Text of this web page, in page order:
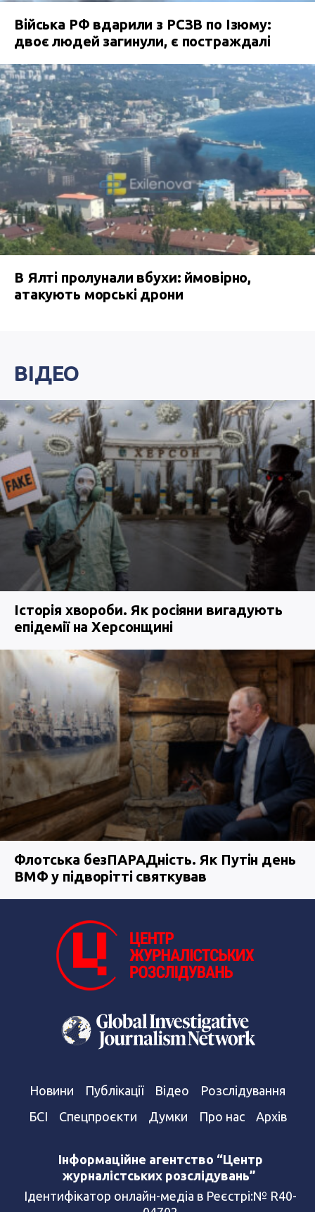
Війська РФ вдарили з РСЗВ по Ізюму:
двоє людей загинули, є постраждалі
В Ялті пролунали вбухи: ймовірно,
атакують морські дрони
ВІДЕО
Історія хвороби. Як росіяни вигадують
епідемії на Херсонщині
Флотська безПАРАДність. Як Путін день
ВМФ у підворітті святкував
Новини Публікації Відео
Розслідування
БСІ
Спецпроєкти Думки Про нас Архів
Інформаційне агентство “Центр
журналістських розслідувань”
Ідентифікатор онлайн-медіа в Реєстрі:№ R40-